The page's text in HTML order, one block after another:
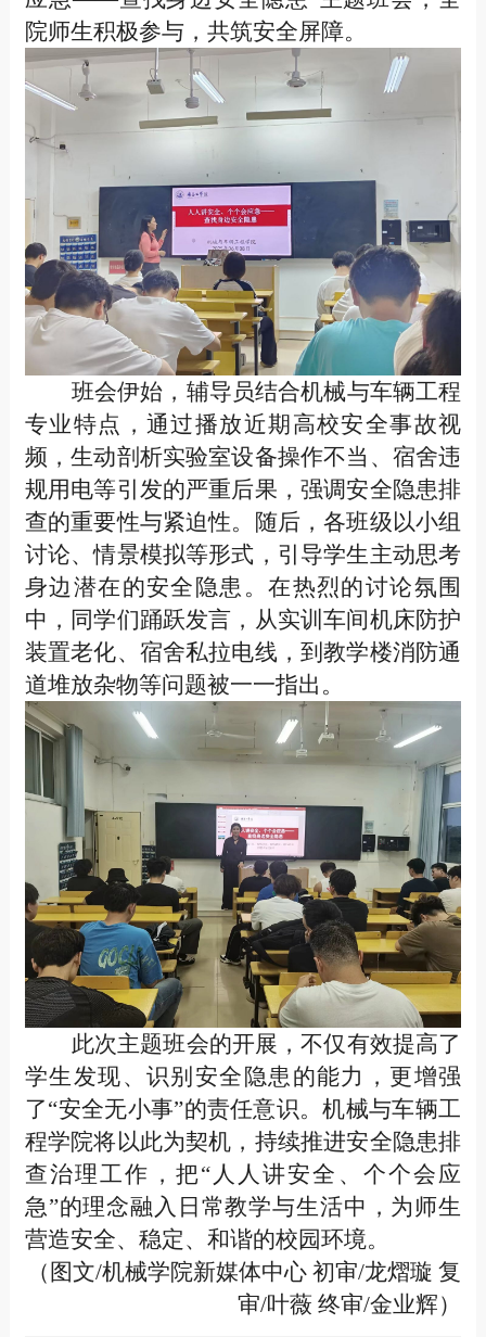
院师生积极参与，共筑安全屏障。
班会伊始，辅导员结合机械与车辆工程
专业特点，通过播放近期高校安全事故视
频，生动剖析实验室设备操作不当、宿舍违
规用电等引发的严重后果，强调安全隐患排
查的重要性与紧迫性。随后，各班级以小组
讨论、情景模拟等形式，引导学生主动思考
身边潜在的安全隐患。在热烈的讨论氛围
中，同学们踊跃发言，从实训车间机床防护
装置老化、宿舍私拉电线，到教学楼消防通
道堆放杂物等问题被一一指出。
此次主题班会的开展，不仅有效提高了
学生发现、识别安全隐患的能力，更增强
了“安全无小事”的责任意识。机械与车辆工
程学院将以此为契机，持续推进安全隐患排
查治理工作，把“人人讲安全、个个会应
急”的理念融入日常教学与生活中，为师生
营造安全、稳定、和谐的校园环境。
（图文/机械学院新媒体中心 初审/龙熠璇 复
审/叶薇 终审/金业辉）